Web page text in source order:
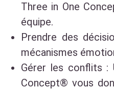
Three in One
équipe.
Prendre des
mécanismes
Gérer les conflits :
Concept® vous